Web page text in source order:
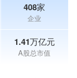
408家
企业
1.41万亿元
A股总市值